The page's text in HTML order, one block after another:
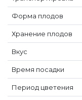
Форма плодов
Хранение плодов
Вкус
Время посадки
Период цветения